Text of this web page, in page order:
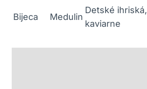
Bijeca Medulin
Detské ihriská,
kaviarne